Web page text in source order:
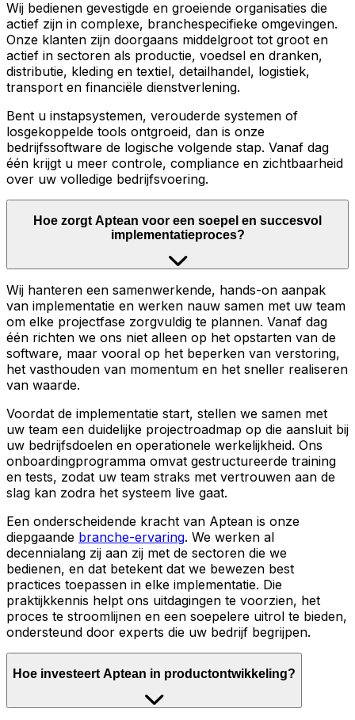
Wij bedienen gevestigde en groeiende organisaties die
actief zijn in complexe, branchespecifieke omgevingen.
Onze klanten zijn doorgaans middelgroot tot groot en
actief in sectoren als productie, voedsel en dranken,
distributie, kleding en textiel, detailhandel, logistiek,
transport en financiële dienstverlening.
Bent u instapsystemen, verouderde systemen of
losgekoppelde tools ontgroeid, dan is onze
bedrijfssoftware de logische volgende stap. Vanaf dag
één krijgt u meer controle, compliance en zichtbaarheid
over uw volledige bedrijfsvoering.
Hoe zorgt Aptean voor een soepel en succesvol
implementatieproces?
Wij hanteren een samenwerkende, hands-on aanpak
van implementatie en werken nauw samen met uw team
om elke projectfase zorgvuldig te plannen. Vanaf dag
één richten we ons niet alleen op het opstarten van de
software, maar vooral op het beperken van verstoring,
het vasthouden van momentum en het sneller realiseren
van waarde.
Voordat de implementatie start, stellen we samen met
uw team een duidelijke projectroadmap op die aansluit bij
uw bedrijfsdoelen en operationele werkelijkheid. Ons
onboardingprogramma omvat gestructureerde training
en tests, zodat uw team straks met vertrouwen aan de
slag kan zodra het systeem live gaat.
Een onderscheidende kracht van Aptean is onze
diepgaande branche-ervaring. We werken al
decennialang zij aan zij met de sectoren die we
bedienen, en dat betekent dat we bewezen best
practices toepassen in elke implementatie. Die
praktijkkennis helpt ons uitdagingen te voorzien, het
proces te stroomlijnen en een soepelere uitrol te bieden,
ondersteund door experts die uw bedrijf begrijpen.
Hoe investeert Aptean in productontwikkeling?